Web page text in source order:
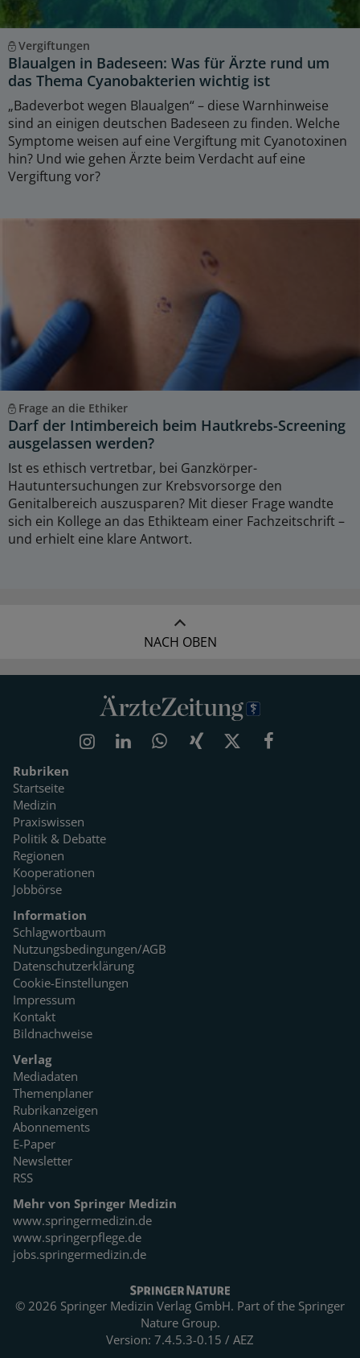
Vergiftungen
Blaualgen in Badeseen: Was für Ärzte rund um
das Thema Cyanobakterien wichtig ist
„Badeverbot wegen Blaualgen“ – diese Warnhinweise
sind an einigen deutschen Badeseen zu finden. Welche
Symptome weisen auf eine Vergiftung mit Cyanotoxinen
hin? Und wie gehen Ärzte beim Verdacht auf eine
Vergiftung vor?
Frage an die Ethiker
Darf der Intimbereich beim Hautkrebs-Screening
ausgelassen werden?
Ist es ethisch vertretbar, bei Ganzkörper-
Hautuntersuchungen zur Krebsvorsorge den
Genitalbereich auszusparen? Mit dieser Frage wandte
sich ein Kollege an das Ethikteam einer Fachzeitschrift –
und erhielt eine klare Antwort.
NACH OBEN
Rubriken
Startseite
Medizin
Praxiswissen
Politik & Debatte
Regionen
Kooperationen
Jobbörse
Information
Schlagwortbaum
Nutzungsbedingungen/AGB
Datenschutzerklärung
Cookie-Einstellungen
Impressum
Kontakt
Bildnachweise
Verlag
Mediadaten
Themenplaner
Rubrikanzeigen
Abonnements
E-Paper
Newsletter
RSS
Mehr von Springer Medizin
www.springermedizin.de
www.springerpflege.de
jobs.springermedizin.de
© 2026 Springer Medizin Verlag GmbH. Part of the Springer
Nature Group.
Version: 7.4.5.3-0.15 / AEZ